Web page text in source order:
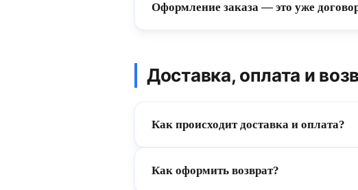
Оформление заказа — это уже
Доставка, оплата и
Как происходит доставка и оплата?
Как оформить возврат?